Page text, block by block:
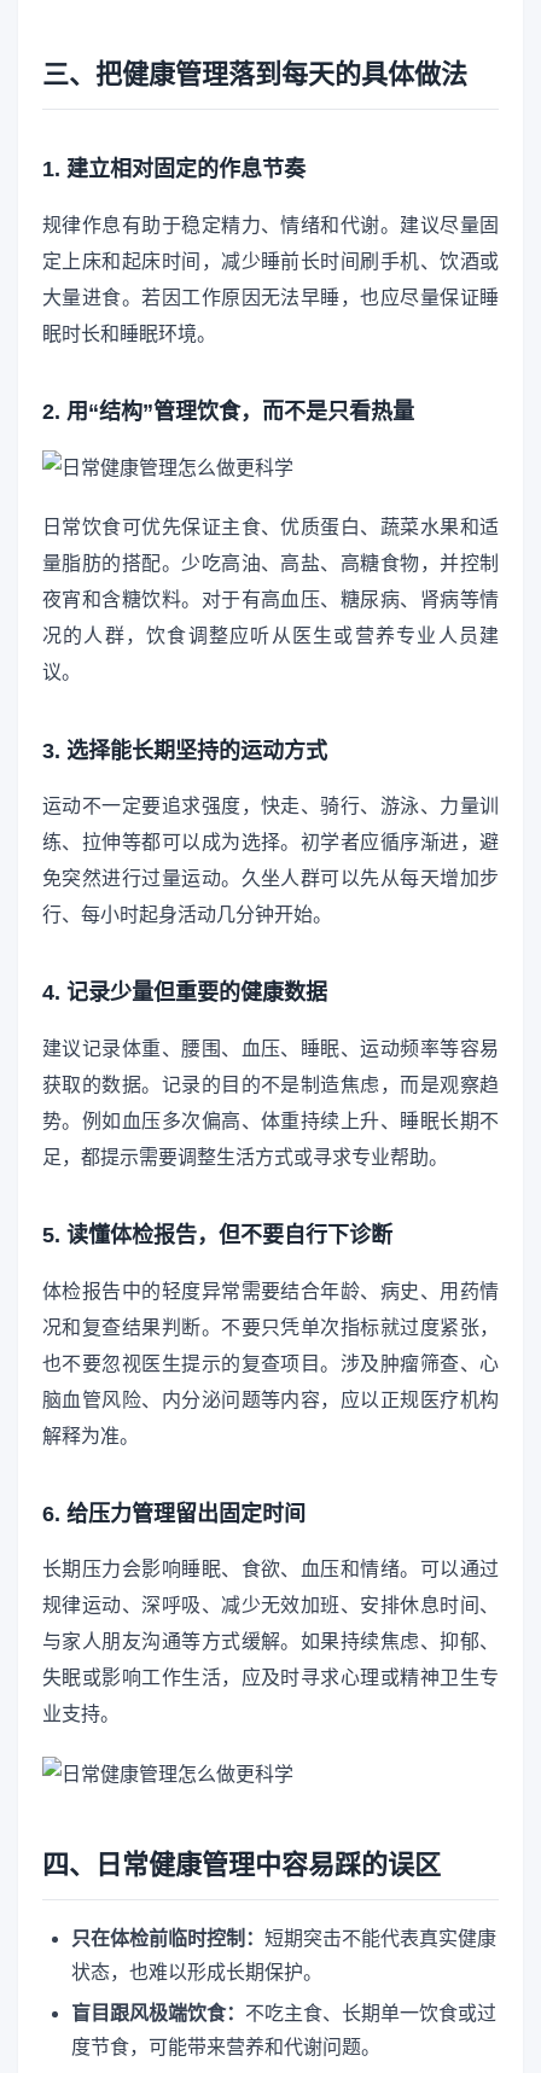
三、把健康管理落到每天的具体做法
1. 建立相对固定的作息节奏
规律作息有助于稳定精力、情绪和代谢。建议尽量固
定上床和起床时间，减少睡前长时间刷手机、饮酒或
大量进食。若因工作原因无法早睡，也应尽量保证睡
眠时长和睡眠环境。
2. 用“结构”管理饮食，而不是只看热量
日常饮食可优先保证主食、优质蛋白、蔬菜水果和适
量脂肪的搭配。少吃高油、高盐、高糖食物，并控制
夜宵和含糖饮料。对于有高血压、糖尿病、肾病等情
况的人群，饮食调整应听从医生或营养专业人员建
议。
3. 选择能长期坚持的运动方式
运动不一定要追求强度，快走、骑行、游泳、力量训
练、拉伸等都可以成为选择。初学者应循序渐进，避
免突然进行过量运动。久坐人群可以先从每天增加步
行、每小时起身活动几分钟开始。
4. 记录少量但重要的健康数据
建议记录体重、腰围、血压、睡眠、运动频率等容易
获取的数据。记录的目的不是制造焦虑，而是观察趋
势。例如血压多次偏高、体重持续上升、睡眠长期不
足，都提示需要调整生活方式或寻求专业帮助。
5. 读懂体检报告，但不要自行下诊断
体检报告中的轻度异常需要结合年龄、病史、用药情
况和复查结果判断。不要只凭单次指标就过度紧张，
也不要忽视医生提示的复查项目。涉及肿瘤筛查、心
脑血管风险、内分泌问题等内容，应以正规医疗机构
解释为准。
6. 给压力管理留出固定时间
长期压力会影响睡眠、食欲、血压和情绪。可以通过
规律运动、深呼吸、减少无效加班、安排休息时间、
与家人朋友沟通等方式缓解。如果持续焦虑、抑郁、
失眠或影响工作生活，应及时寻求心理或精神卫生专
业支持。
四、日常健康管理中容易踩的误区
只在体检前临时控制： 短期突击不能代表真实健康
状态，也难以形成长期保护。
盲目跟风极端饮食： 不吃主食、长期单一饮食或过
度节食，可能带来营养和代谢问题。